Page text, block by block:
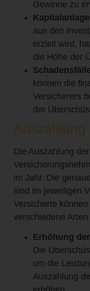
Gewinne zu
aus den
erzielt wird,
die Höhe der
können die
Versicherers
der
Auszahlung
Die Auszahlung
im Jahr. Die
sind im jeweiligen
Versicherte
verschiedene Arten
Erhöhung
Die
um die
Auszahlung